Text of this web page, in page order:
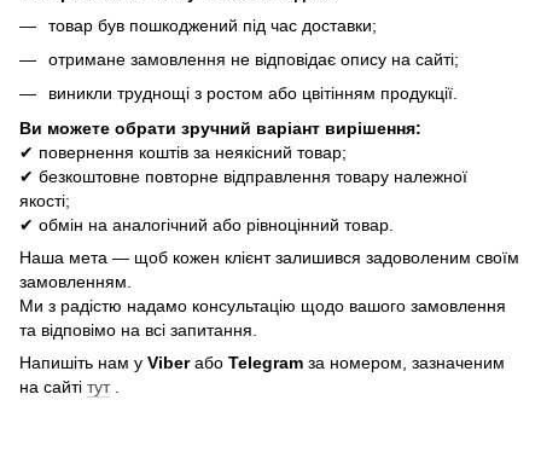
товар був пошкоджений під час доставки;
отримане замовлення не відповідає опису на сайті;
виникли труднощі з ростом або цвітінням продукції.
Ви можете обрати зручний варіант вирішення:
✔ повернення коштів за неякісний товар;
✔ безкоштовне повторне відправлення товару належної
якості;
✔ обмін на аналогічний або рівноцінний товар.
Наша мета — щоб кожен клієнт залишився задоволеним своїм
замовленням.
Ми з радістю надамо консультацію щодо вашого замовлення
та відповімо на всі запитання.
Напишіть нам у Viberабо Telegram за номером, зазначеним
на сайті тут.